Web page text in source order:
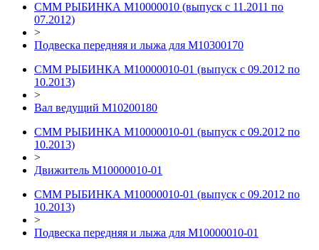
СММ РЫБИНКА M10000010 (выпуск с 11.2011 по
07.2012)
>
Подвеска передняя и лыжа для М10300170
СММ РЫБИНКА M10000010-01 (выпуск с 09.2012 по
10.2013)
>
Вал ведущий М10200180
СММ РЫБИНКА M10000010-01 (выпуск с 09.2012 по
10.2013)
>
Движитель М10000010-01
СММ РЫБИНКА M10000010-01 (выпуск с 09.2012 по
10.2013)
>
Подвеска передняя и лыжа для М10000010-01